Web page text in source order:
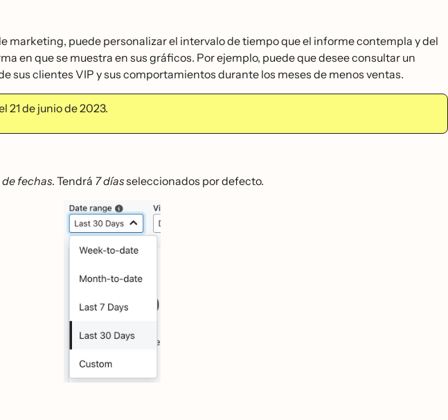
marketing, puede personalizar el intervalo de tiempo que el informe contempla y del
en que se muestra en sus gráficos. Por ejemplo, puede que desee consultar un
sus clientes VIP y sus comportamientos durante los meses de menos ventas.
21 de junio de 2023.
fechas. Tendrá 7 díasseleccionados por defecto.